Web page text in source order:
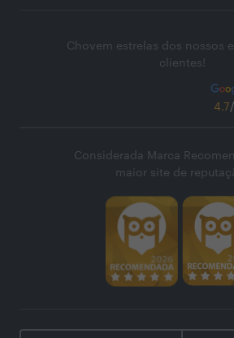
Chovem estrelas dos nossos
clientes!
4.7
Considerada Marca
maior site de